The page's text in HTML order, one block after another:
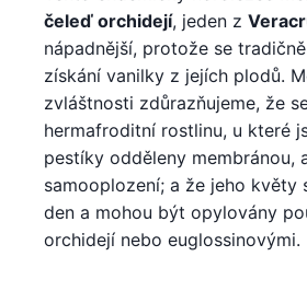
čeleď orchidejí, jeden z
nápadnější, protože se
získání vanilky z jejích plodů.
zvláštnosti zdůrazňujeme, že
hermafroditní rostlinu, u které
pestíky odděleny membránou,
samooplození; a že jeho květy
den a mohou být opylovány
orchidejí nebo euglossinovými.